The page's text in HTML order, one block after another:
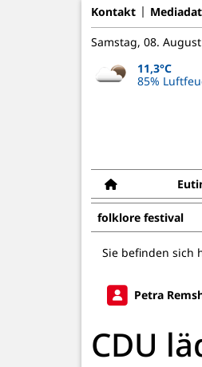
Kontakt
Samstag, 08.
11,3°C
85%
folklore festival
Sie befinden sich
Petra
CDU